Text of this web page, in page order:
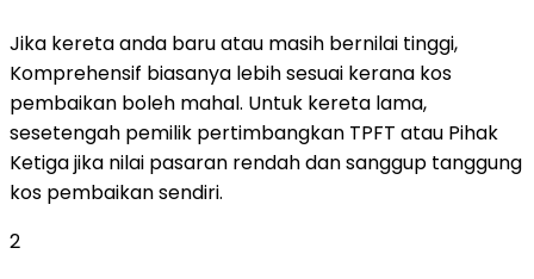
Jika kereta anda baru atau masih bernilai tinggi,
Komprehensif biasanya lebih sesuai kerana kos
pembaikan boleh mahal. Untuk kereta lama,
sesetengah pemilik pertimbangkan TPFT atau Pihak
Ketiga jika nilai pasaran rendah dan sanggup tanggung
kos pembaikan sendiri.
2